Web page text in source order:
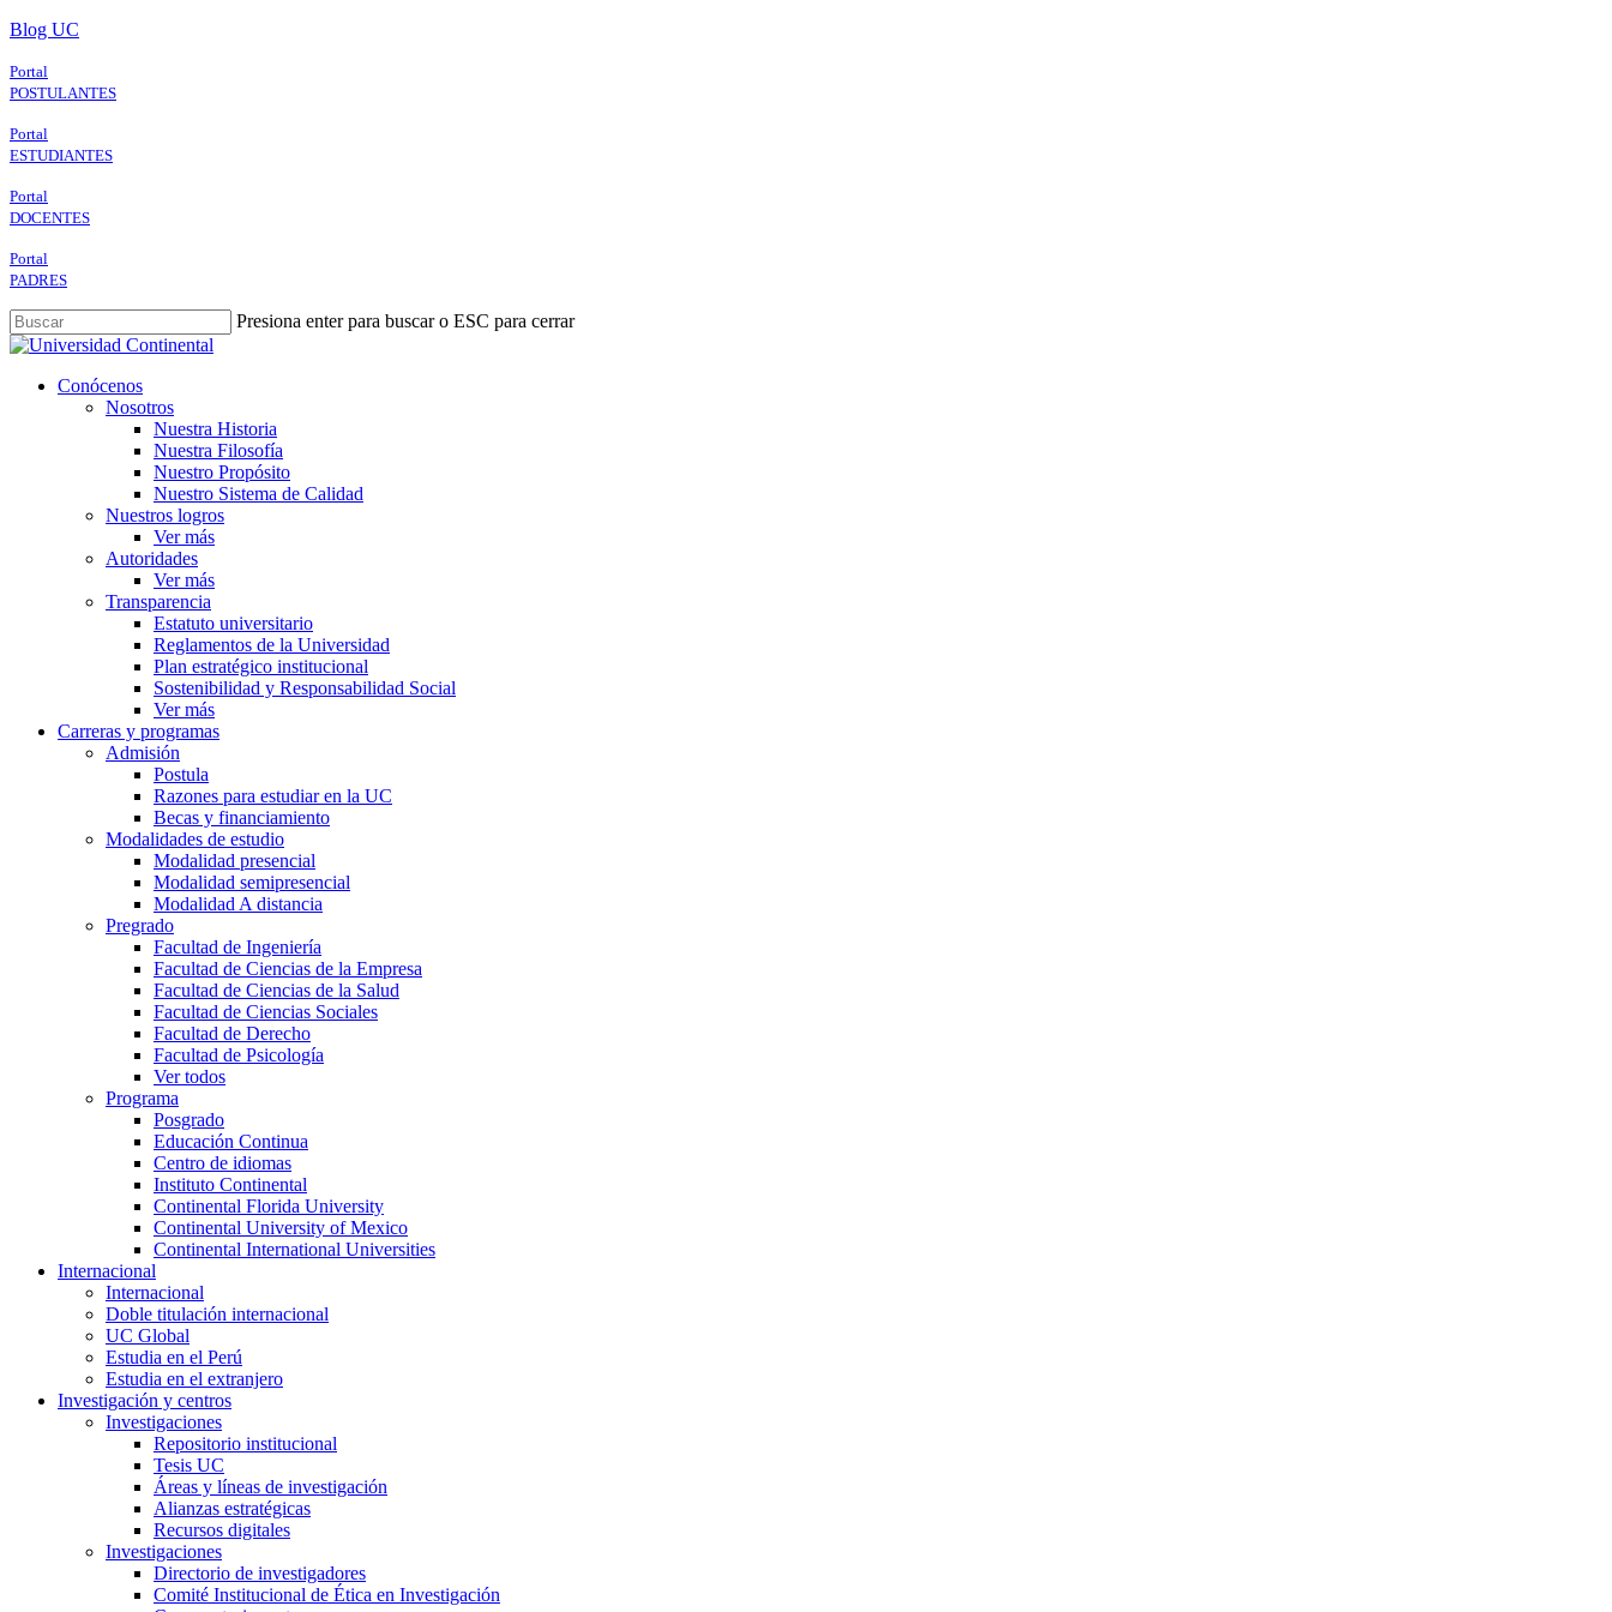
Skip
main
content
Blog UC
Portal
POSTULANTES
Portal
ESTUDIANTES
Portal
DOCENTES
Portal
PADRES
Presiona enter para buscar o ESC para cerrar
Close
search
Menu
Conócenos
Nosotros
Nuestra Historia
Nuestra Filosofía
Nuestro Propósito
Nuestro Sistema de Calidad
Nuestros logros
Ver más
Autoridades
Ver más
Transparencia
Estatuto universitario
Reglamentos de la Universidad
Plan estratégico institucional
Sostenibilidad y Responsabilidad Social
Ver más
Carreras y programas
Admisión
Postula
Razones para estudiar en la UC
Becas y financiamiento
Modalidades de estudio
Modalidad presencial
Modalidad semipresencial
Modalidad A distancia
Pregrado
Facultad de Ingeniería
Facultad de Ciencias de la Empresa
Facultad de Ciencias de la Salud
Facultad de Ciencias Sociales
Facultad de Derecho
Facultad de Psicología
Ver todos
Programa
Posgrado
Educación Continua
Centro de idiomas
Instituto Continental
Continental Florida University
Continental University of Mexico
Continental International Universities
Internacional
Internacional
Doble titulación internacional
UC Global
Estudia en el Perú
Estudia en el extranjero
Investigación y centros
Investigaciones
Repositorio institucional
Tesis UC
Áreas y líneas de investigación
Alianzas estratégicas
Recursos digitales
Investigaciones
Directorio de investigadores
Comité Institucional de Ética en Investigación